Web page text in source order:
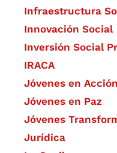
Infraestructura
​Innovación Social
Inversión Social
IRACA
Jóvenes en Acción
Jóvenes en Paz
Jóvenes
Jurídica